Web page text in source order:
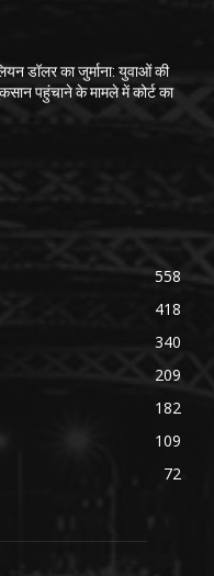
डॉलर का जुर्माना: युवाओं की
पहुंचाने के मामले में कोर्ट का
558
418
340
209
182
109
72